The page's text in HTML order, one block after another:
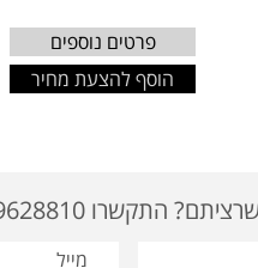
פרטים נוספים
הוסף להצעת מחיר
03-9628810 או מלאו פרטים